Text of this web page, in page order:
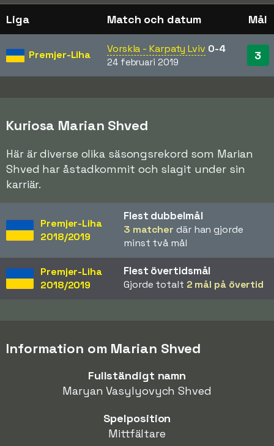
Liga Match och datum Mål
Premjer-Liha Vorskla - Karpaty Lviv 0-4
24 februari 2019 3
Kuriosa Marian Shved
Här är diverse olika säsongsrekord som Marian
Shved har åstadkommit och slagit under sin
karriär.
Premjer-Liha
2018/2019
Flest dubbelmål
3 matcher där han gjorde
minst två mål
Premjer-Liha
2018/2019
Flest övertidsmål
Gjorde totalt 2 mål på övertid
Information om Marian Shved
Fullständigt namn
Maryan Vasylyovych Shved
Spelposition
Mittfältare